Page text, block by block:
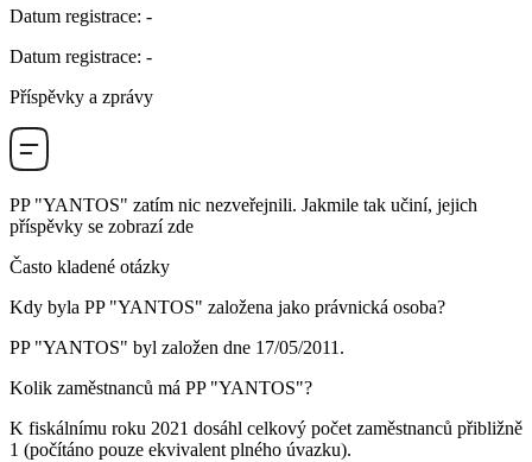
Datum registrace: -
Datum registrace: -
Příspěvky a zprávy
PP "YANTOS" zatím nic nezveřejnili. Jakmile tak učiní, jejich
příspěvky se zobrazí zde
Často kladené otázky
Kdy byla PP "YANTOS" založena jako právnická osoba?
PP "YANTOS" byl založen dne 17/05/2011 .
Kolik zaměstnanců má PP "YANTOS"?
K fiskálnímu roku 2021 dosáhl celkový počet zaměstnanců přibližně
1 (počítáno pouze ekvivalent plného úvazku).